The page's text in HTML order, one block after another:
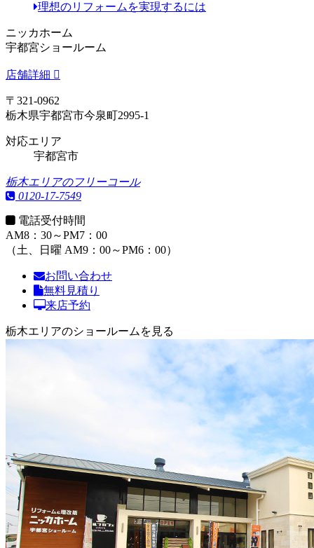
理想のリフォームを実現するには
ニッカホーム
宇都宮ショールーム
店舗詳細
〒321-0962
栃木県宇都宮市今泉町2995-1
対応エリア
宇都宮市
栃木エリアのフリーコール
0120-17-7549
電話受付時間
AM8：30～PM7：00
（土、日曜 AM9：00～PM6：00）
お問い合わせ
無料見積り
来店予約
栃木エリアのショールームを見る